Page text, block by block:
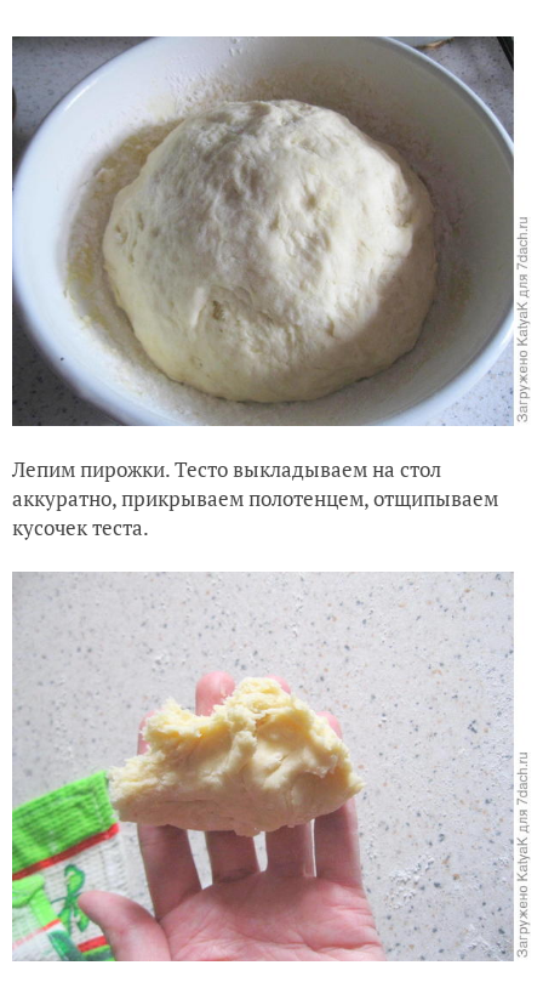
Лепим пирожки. Тесто выкладываем на стол
аккуратно, прикрываем полотенцем, отщипываем
кусочек теста.